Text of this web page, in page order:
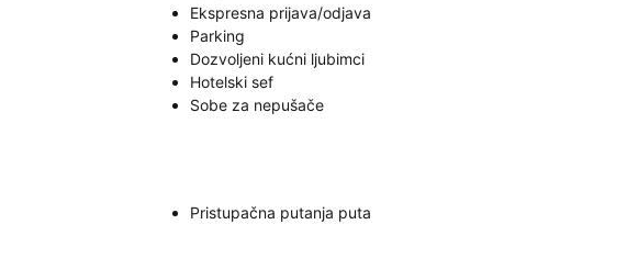
Ekspresna prijava/odjava
Parking
Dozvoljeni kućni ljubimci
Hotelski sef
Sobe za nepušače
Pristupačna putanja puta